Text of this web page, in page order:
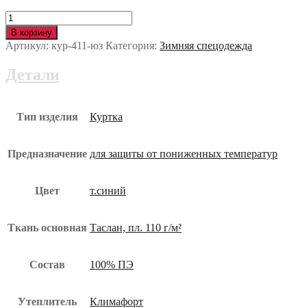
Количество
Куртка
ФЬЮЖЕН
утеплённая
юз
В корзину
Артикул: кур-411-юз Категория: Зимняя спецодежда
Детали
Тип изделия Куртка
Предназначение для защиты от пониженных температур
Цвет т.синий
Ткань основная Таслан, пл. 110 г/м²
Состав 100% ПЭ
Утеплитель Климафорт